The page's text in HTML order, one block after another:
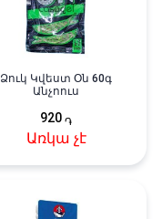
Ձուկ Կվեստ Օն 60գ
Անչոուս
920 ֏
Առկա չէ